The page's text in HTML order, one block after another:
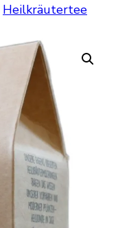
Heilkräutertee